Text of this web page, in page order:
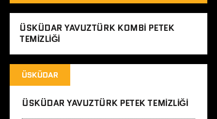
ÜSKÜDAR YAVUZTÜRK KOMBI PETEK
TEMIZLIĞI
ÜSKÜDAR
ÜSKÜDAR YAVUZTÜRK PETEK TEMIZLIĞI